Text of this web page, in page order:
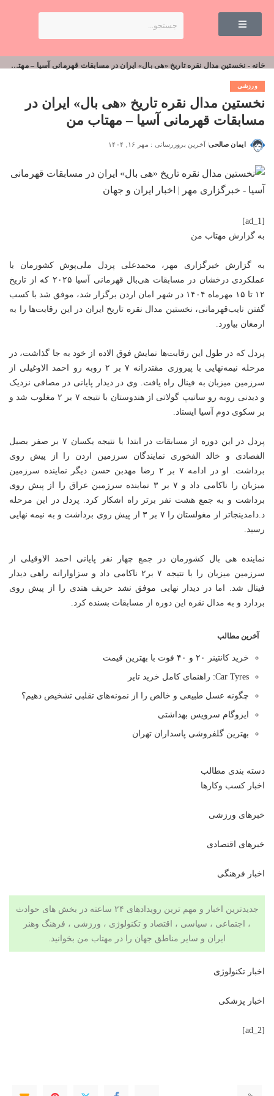
خانه - نخستین مدال نقره تاریخ «هی بال» ایران در مسابقات قهرمانی آسیا – مهتاب من
ورزشی
نخستین مدال نقره تاریخ «هی بال» ایران در
مسابقات قهرمانی آسیا – مهتاب من
ایمان صالحی آخرین بروزرسانی : مهر ۱۶, ۱۴۰۴
[ad_1]
به گزارش مهتاب من
به گزارش خبرگزاری مهر، محمدعلی پردل ملی‌پوش کشورمان با
عملکردی درخشان در مسابقات هی‌بال قهرمانی آسیا ۲۰۲۵ که از تاریخ
۱۲ تا ۱۵ مهرماه ۱۴۰۴ در شهر امان اردن برگزار شد، موفق شد با کسب
گفتن نایب‌قهرمانی، نخستین مدال نقره تاریخ ایران در این رقابت‌ها را به
ارمغان بیاورد.
پردل که در طول این رقابت‌ها نمایش فوق الاده از خود به جا گذاشت، در
مرحله نیمه‌نهایی با پیروزی مقتدرانه ۷ بر ۲ روبه رو احمد الاوغیلی از
سرزمین میزبان به فینال راه یافت. وی در دیدار پایانی در مصافی نزدیک
و دیدنی روبه رو ساتیپ گولاتی از هندوستان با نتیجه ۷ بر ۲ مغلوب شد و
بر سکوی دوم آسیا ایستاد.
پردل در این دوره از مسابقات در ابتدا با نتیجه یکسان ۷ بر صفر بصیل
الفصادی و خالد الفخوری نمایندگان سرزمین اردن را از پیش روی
برداشت. او در ادامه ۷ بر ۲ رضا مهدبن حسن دیگر نماینده سرزمین
میزبان را ناکامی داد و ۷ بر ۳ نماینده سرزمین عراق را از پیش روی
برداشت و به جمع هشت نفر برتر راه اشکار کرد. پردل در این مرحله
د.دامدینجاتز از مغولستان را ۷ بر ۳ از پیش روی برداشت و به نیمه نهایی
رسید.
نماینده هی بال کشورمان در جمع چهار نفر پایانی احمد الاوقیلی از
سرزمین میزبان را با نتیجه ۷ بر۲ ناکامی داد و سزاوارانه راهی دیدار
فینال شد. اما در دیدار نهایی موفق نشد حریف هندی را از پیش روی
بردارد و به مدال نقره این دوره از مسابقات بسنده کرد.
آخرین مطالب
خرید کانتینر ۲۰ و ۴۰ فوت با بهترین قیمت
Car Tyres: راهنمای کامل خرید تایر
چگونه عسل طبیعی و خالص را از نمونه‌های تقلبی تشخیص دهیم؟
ایزوگام سرویس بهداشتی
بهترین گلفروشی پاسداران تهران
دسته بندی مطالب
اخبار کسب وکارها
خبرهای ورزشی
خبرهای اقتصادی
اخبار فرهنگی
جدیدترین اخبار و مهم ترین رویدادهای ۲۴ ساعته در بخش های حوادث
، اجتماعی ، سیاسی ، اقتصاد و تکنولوژی ، ورزشی ، فرهنگ وهنر
ایران و سایر مناطق جهان را در مهتاب من بخوانید.
اخبار تکنولوژی
اخبار پزشکی
[ad_2]